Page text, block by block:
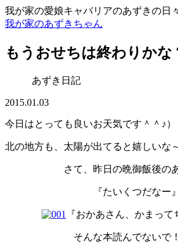
我が家の愛娘キャバリアのあずきの日
我が家のあずきちゃん
もうおせちは終わりかな
あずき日記
2015.01.03
今日はとっても良いお天気です＾＾♪）
北の地方も、太陽が出てると嬉しいな
さて、昨日の晩御飯後の
『たいくつだなー』
『おかあさん、かまって
そんな本読んでないで